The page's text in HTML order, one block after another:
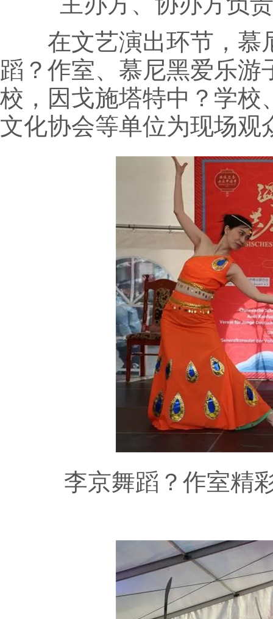
在文艺演出环节，慕
蹈？作室、慕尼黑爱乐
校，因戈施塔特中？学校
文化协会等单位为现场观
李京舞蹈？作室精彩